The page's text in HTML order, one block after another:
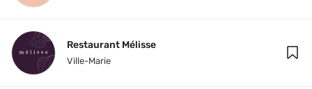
Restaurant Mélisse
Ville-Marie